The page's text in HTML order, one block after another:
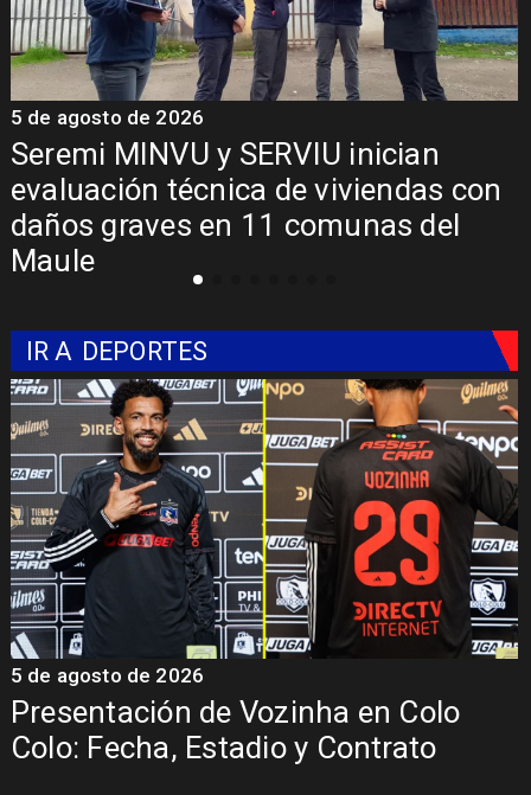
Fondo Orasmi entrega apoyo a
familia de Romeral para costear
alimentación especializada de niño
con Síndrome de Intestino Corto
5 de agosto de 2026
IR A DEPORTES
Presentación de Vozinha en Colo
Colo: Fecha, Estadio y Contrato
5 de agosto de 2026